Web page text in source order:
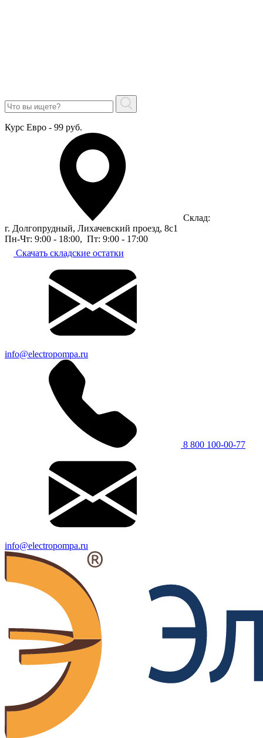
Курс Евро - 99 руб.
Склад:
г. Долгопрудный, Лихачевский проезд, 8c1
Пн-Чт: 9:00 - 18:00, Пт: 9:00 - 17:00
Скачать складские остатки
info@electropompa.ru
8 800 100-00-77
info@electropompa.ru